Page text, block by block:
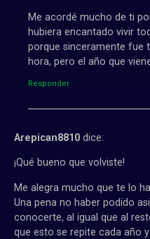
Me acordé mucho de ti
hubiera encantado vivir
porque sinceramente fue
hora, pero el año que
Responder
Arepican8810 dice:
¡Qué bueno que volviste!
Me alegra mucho que te lo
Una pena no haber podido
conocerte, al igual que al
que esto se repite cada año